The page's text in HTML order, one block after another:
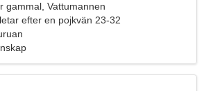
gammal, Vattumannen
efter en pojkvän 23-32